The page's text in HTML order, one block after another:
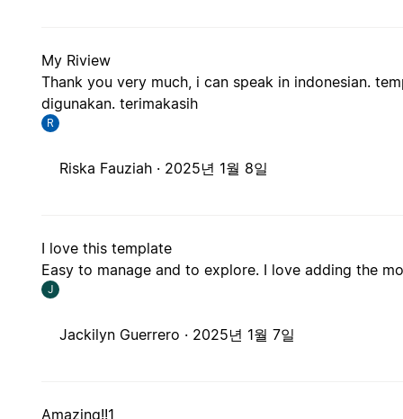
My Riview
Thank you very much, i can speak in indonesian.
digunakan. terimakasih
R
Riska Fauziah · 2025년 1월 8일
I love this template
Easy to manage and to explore. I love adding the
J
Jackilyn Guerrero · 2025년 1월 7일
Amazing!!1